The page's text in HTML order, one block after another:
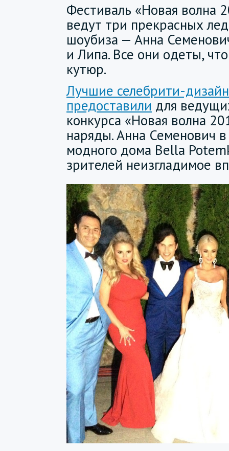
Фестиваль «Новая волна
ведут три прекрасных
шоубиза — Анна
и Липа. Все они одеты,
кутюр.
Лучшие селебрити-
предоставили для
конкурса «Новая волна
наряды. Анна Семенович
модного дома Bella
зрителей неизгладимое